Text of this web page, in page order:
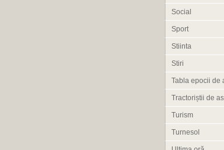
Social
Sport
Stiinta
Stiri
Tabla epocii de
Tractoriștii de
Turism
Turnesol